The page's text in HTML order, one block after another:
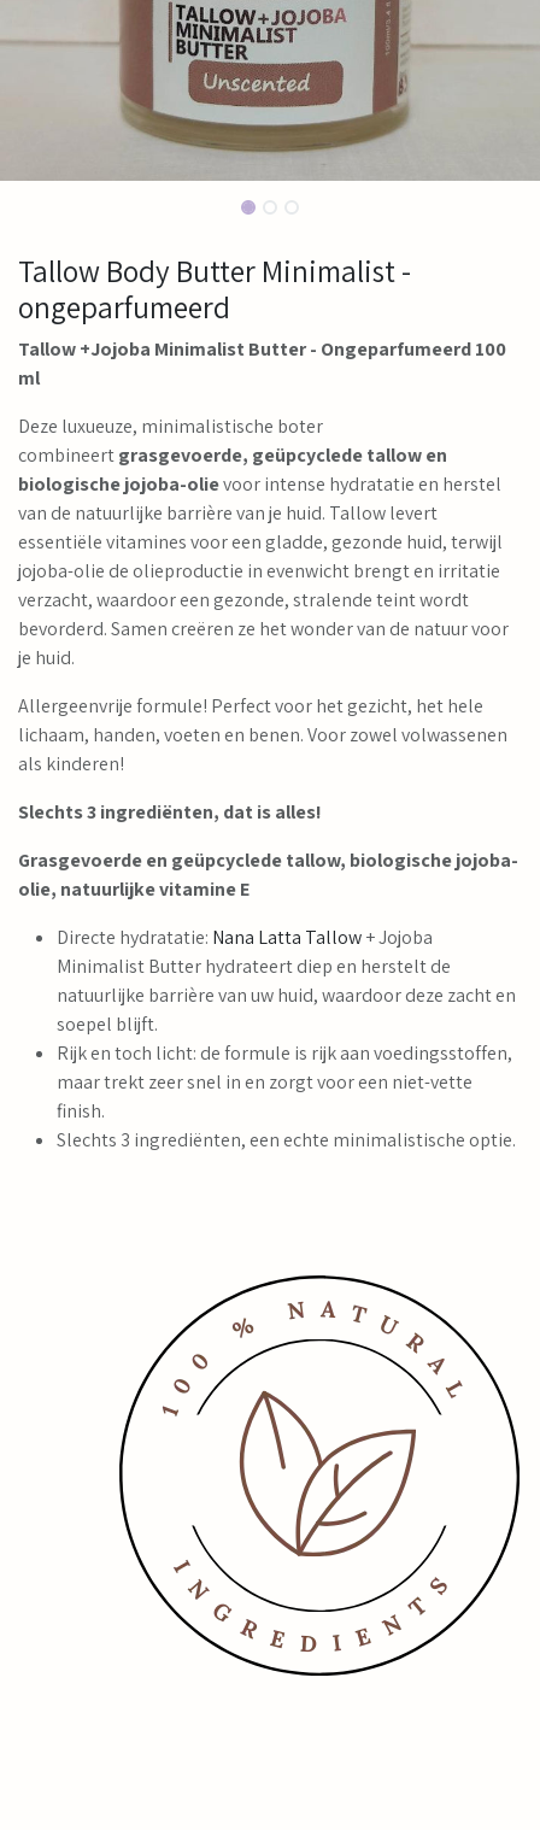
Tallow Body Butter Minimalist -
ongeparfumeerd
Tallow +Jojoba Minimalist Butter - Ongeparfumeerd 100
ml
Deze luxueuze, minimalistische boter
combineertgrasgevoerde, geüpcyclede tallow en
biologische jojoba-olievoor intense hydratatie en herstel
van de natuurlijke barrière van je huid. Tallow levert
essentiële vitamines voor een gladde, gezonde huid, terwijl
jojoba-olie de olieproductie in evenwicht brengt en irritatie
verzacht, waardoor een gezonde, stralende teint wordt
bevorderd. Samen creëren ze het wonder van de natuur voor
je huid.
Allergeenvrije formule! Perfect voor het gezicht, het hele
lichaam, handen, voeten en benen. Voor zowel volwassenen
als kinderen!
Slechts 3 ingrediënten, dat is alles!
Grasgevoerde en geüpcyclede tallow, biologische jojoba-
olie, natuurlijke vitamine E
Directe hydratatie: Nana Latta Tallow+ Jojoba
Minimalist Butter hydrateert diep en herstelt de
natuurlijke barrière van uw huid, waardoor deze zacht en
soepel blijft.
Rijk en toch licht: de formule is rijk aan voedingsstoffen,
maar trekt zeer snel in en zorgt voor een niet-vette
finish.
Slechts 3 ingrediënten, een echte minimalistische optie.